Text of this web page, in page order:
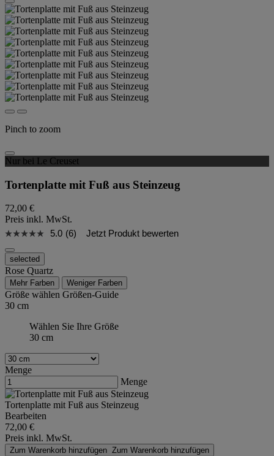
Pinch to zoom
Nur bei Le Creuset
Tortenplatte mit Fuß aus Steinzeug
72,00 €
Preis inkl. MwSt.
5.0 (6) Jetzt Produkt bewerten
selected
Rose Quartz
Mehr Farben Weniger Farben
Größe wählen Größen-Guide
30 cm
Wählen Sie Ihre Größe
30 cm
Menge
Menge
Tortenplatte mit Fuß aus Steinzeug
Bearbeiten
72,00 €
Preis inkl. MwSt.
Zum Warenkorb hinzufügen Zum Warenkorb hinzufügen